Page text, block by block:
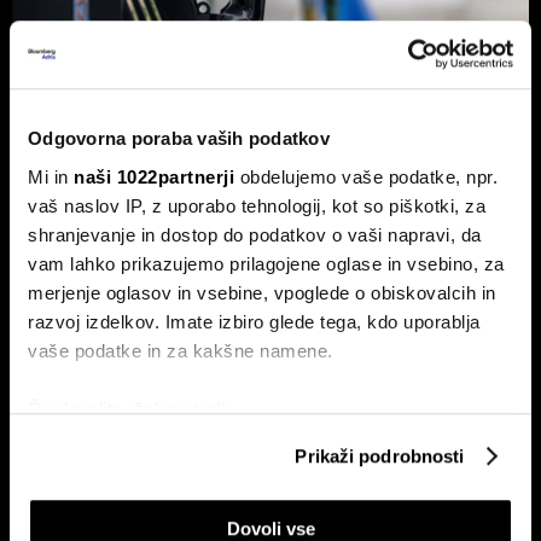
Odgovorna poraba vaših podatkov
Mi in naši 1022partnerji obdelujemo vaše podatke, npr.
vaš naslov IP, z uporabo tehnologij, kot so piškotki, za
shranjevanje in dostop do podatkov o vaši napravi, da
vam lahko prikazujemo prilagojene oglase in vsebino, za
merjenje oglasov in vsebine, vpoglede o obiskovalcih in
razvoj izdelkov. Imate izbiro glede tega, kdo uporablja
vaše podatke in za kakšne namene.
Če dovolite, želimo tudi:
Zbirati informacije o vaši geografski lokaciji, ki so
Identificirati napravo z aktivnim preverjanjem
lastnosti (odčitavanje prstnih odtisov)
Prikaži podrobnosti
Dovoli vse
Od kod prihaja dizel v Slovenijo in ali
bo cena še naprej rasla
Od začetka leta se je sod surove nafte brent podražil za
več kot 30 odstotkov. A potrošniki na bencinskih črpalkah
ne kupujejo surove nafte, temveč njihove derivate.
dveh desetletjih